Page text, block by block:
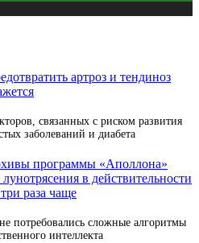
артроз и тендиноз
связанных с риском развития
заболеваний и диабета
программы «Аполлона»
в действительности
раза чаще
потребовались сложные алгоритмы
интеллекта